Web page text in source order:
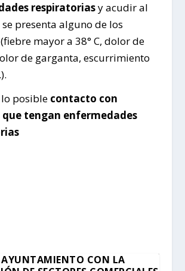
respiratoriasy acudir al
presenta alguno de los
mayor a 38° C, dolor de
de garganta, escurrimiento
posible contacto con
que tengan enfermedades
CON LA